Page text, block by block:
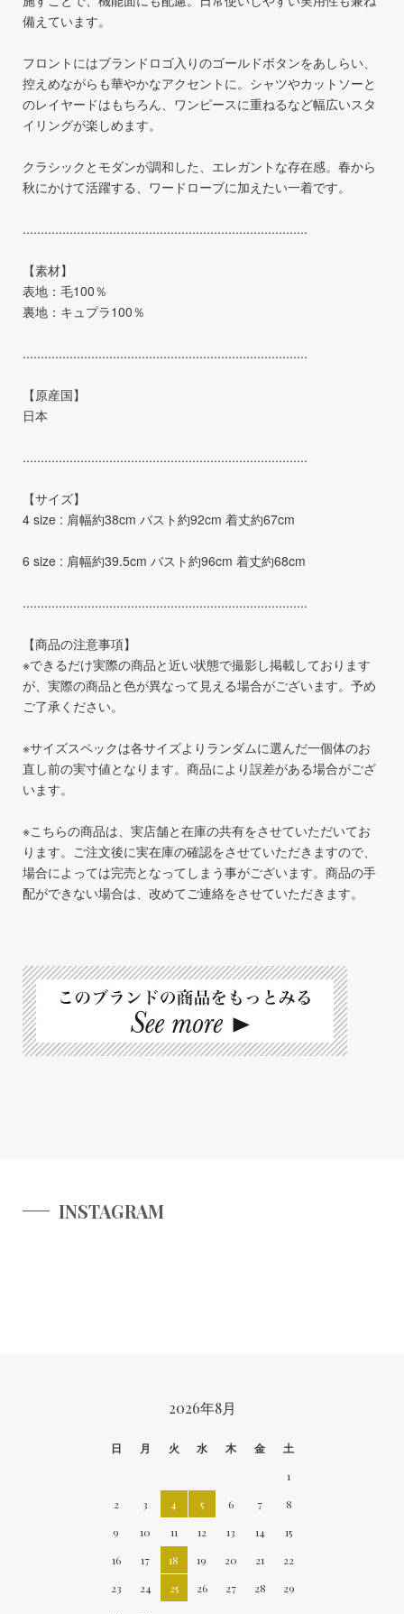
備えています。
フロントにはブランドロゴ入りのゴールドボタンをあしらい、
控えめながらも華やかなアクセントに。シャツやカットソーと
のレイヤードはもちろん、ワンピースに重ねるなど幅広いスタ
イリングが楽しめます。
クラシックとモダンが調和した、エレガントな存在感。春から
秋にかけて活躍する、ワードローブに加えたい一着です。
...............................................................................
【素材】
表地：毛100％
裏地：キュプラ100％
...............................................................................
【原産国】
日本
...............................................................................
【サイズ】
4 size : 肩幅約38cm バスト約92cm 着丈約67cm
6 size : 肩幅約39.5cm バスト約96cm 着丈約68cm
...............................................................................
【商品の注意事項】
※できるだけ実際の商品と近い状態で撮影し掲載しております
が、実際の商品と色が異なって見える場合がございます。予め
ご了承ください。
※サイズスペックは各サイズよりランダムに選んだ一個体のお
直し前の実寸値となります。商品により誤差がある場合がござ
います。
※こちらの商品は、実店舗と在庫の共有をさせていただいてお
ります。ご注文後に実在庫の確認をさせていただきますので、
場合によっては完売となってしまう事がございます。商品の手
配ができない場合は、改めてご連絡をさせていただきます。
INSTAGRAM
2026年8月
日 月 火 水 木 金
土
1
2
3 4 5 6 7
8
9
10 11 12 13 14
15
16
17 18 19 20 21
22
23
24 25 26 27 28
29